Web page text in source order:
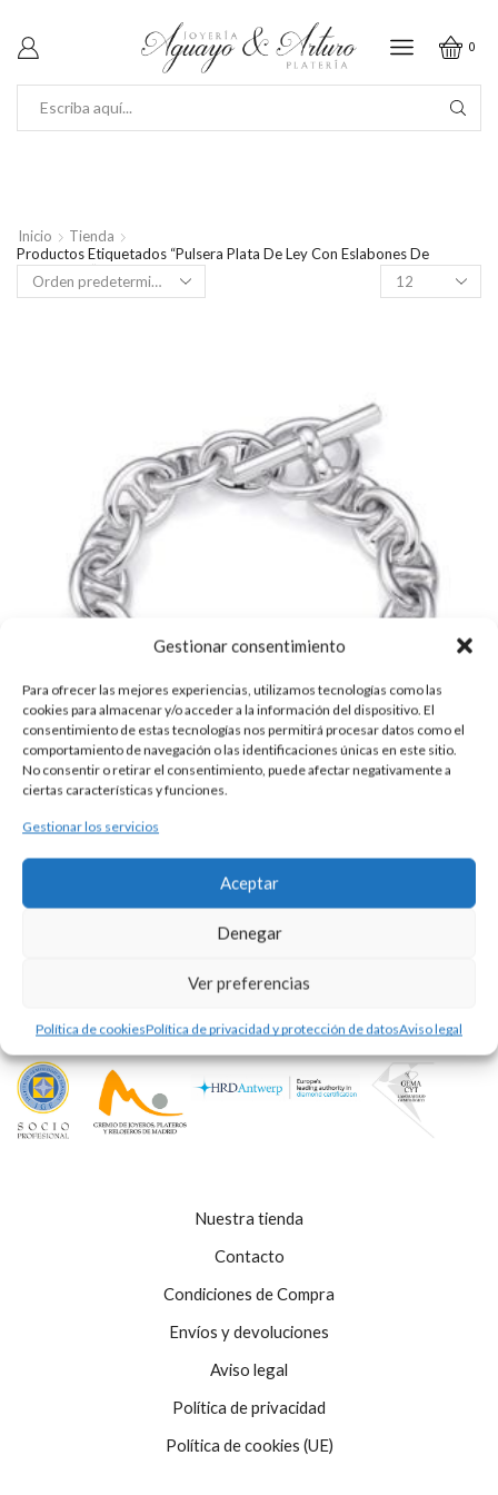
Gestionar consentimiento
Para ofrecer las mejores experiencias, utilizamos tecnologías como las
cookies para almacenar y/o acceder a la información del dispositivo. El
consentimiento de estas tecnologías nos permitirá procesar datos como el
comportamiento de navegación o las identificaciones únicas en este sitio.
No consentir o retirar el consentimiento, puede afectar negativamente a
ciertas características y funciones.
Gestionar los servicios
Aceptar
Denegar
Ver preferencias
Política de cookiesPolítica de privacidad y protección de datosAviso legal
0
Inicio
Tienda
Productos Etiquetados “Pulsera Plata De Ley Con Eslabones De
Calabrotes.”
Productos
por
PULSERA PLATA ESLABONES
Pulsera realizada en plata maciza con eslabones en forma de
Nuestra tienda
Contacto
Condiciones de Compra
Envíos y devoluciones
Aviso legal
Política de privacidad
Política de cookies (UE)